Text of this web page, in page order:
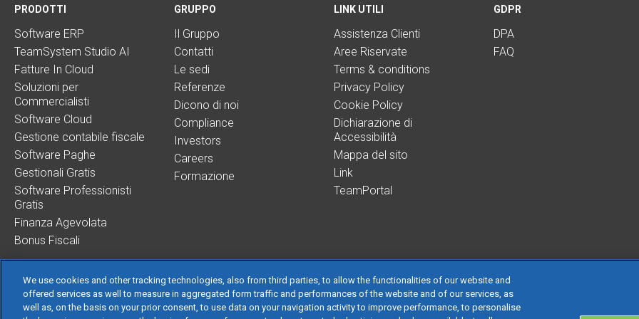
PRODOTTI
Software ERP
TeamSystem Studio AI
Fatture In Cloud
Soluzioni per
Commercialisti
Software Cloud
Gestione contabile fiscale
Software Paghe
Gestionali Gratis
Software Professionisti
Gratis
Finanza Agevolata
Bonus Fiscali
GRUPPO
Il Gruppo
Contatti
Le sedi
Referenze
Dicono di noi
Compliance
Investors
Careers
Formazione
LINK UTILI
Assistenza Clienti
Aree Riservate
Terms & conditions
Privacy Policy
Cookie Policy
Dichiarazione di
Accessibilità
Mappa del sito
Link
TeamPortal
GDPR
DPA
FAQ
We use cookies and other tracking technologies, also from third parties, to allow the functionalities of our website and
offered services as well to measure in aggregated form traffic and performances of the website and of our services, as
well as, on the basis on your prior consent, to use data on your navigation activity to improve performance, to personalise